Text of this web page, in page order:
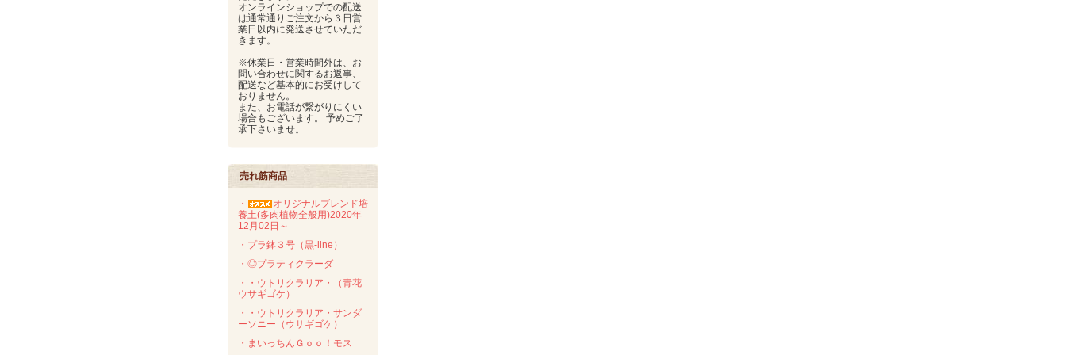
オンラインショップでの配送
は通常通りご注文から３日営
業日以内に発送させていただ
きます。
※休業日・営業時間外は、お
問い合わせに関するお返事、
配送など基本的にお受けして
おりません。
また、お電話が繋がりにくい
場合もございます。 予めご了
承下さいませ。
売れ筋商品
・
オリジナルブレンド培
養土(多肉植物全般用)2020年
12月02日～
・プラ鉢３号（黒-line）
・◎プラティクラーダ
・・ウトリクラリア・（青花
ウサギゴケ）
・・ウトリクラリア・サンダ
ーソニー（ウサギゴケ）
・まいっちんＧｏｏ！モス